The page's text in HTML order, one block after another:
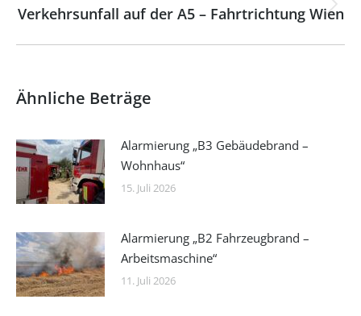
Nächster
Verkehrsunfall auf der A5 – Fahrtrichtung Wien
Ähnliche Beträge
Alarmierung „B3 Gebäudebrand –
Wohnhaus“
15. Juli 2026
Alarmierung „B2 Fahrzeugbrand –
Arbeitsmaschine“
11. Juli 2026